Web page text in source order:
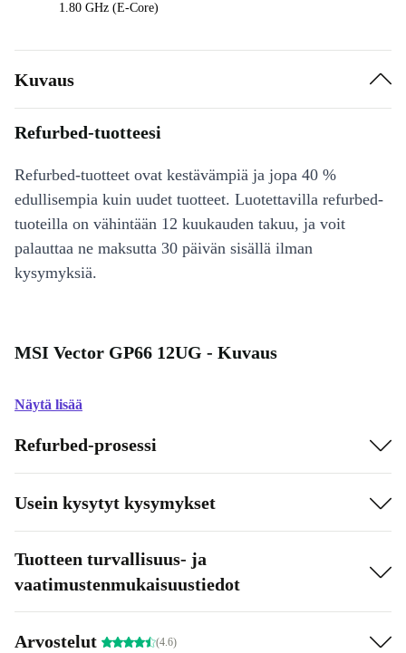
1.80 GHz (E-Core)
Kuvaus
Refurbed-tuotteesi
Refurbed-tuotteet ovat kestävämpiä ja jopa 40 %
edullisempia kuin uudet tuotteet. Luotettavilla refurbed-
tuoteilla on vähintään 12 kuukauden takuu, ja voit
palauttaa ne maksutta 30 päivän sisällä ilman
kysymyksiä.
MSI Vector GP66 12UG - Kuvaus
Näytä lisää
Refurbed-prosessi
Usein kysytyt kysymykset
Tuotteen turvallisuus- ja
vaatimustenmukaisuustiedot
Arvostelut (4.6)